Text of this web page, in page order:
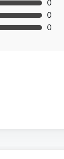
0
0
0